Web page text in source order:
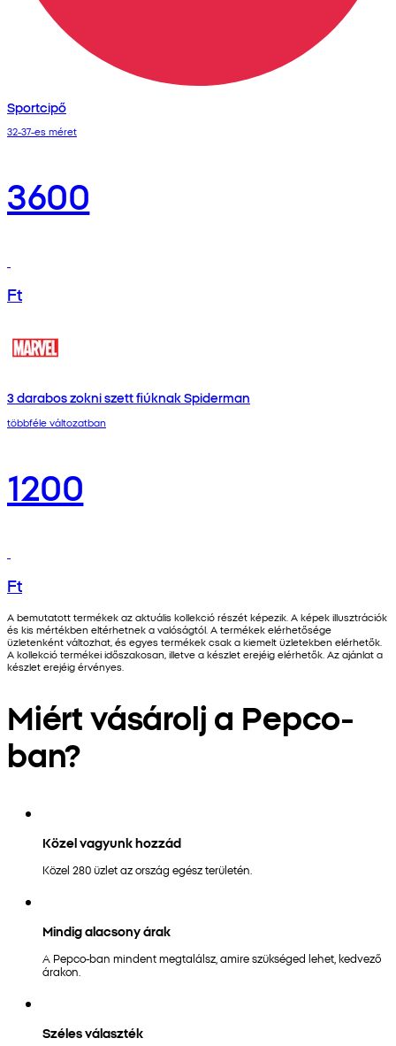
Sportcipő
32-37-es méret
3600
Ft
3 darabos zokni szett fiúknak Spiderman
többféle változatban
1200
Ft
A bemutatott termékek az aktuális kollekció részét képezik. A képek illusztrációk
és kis mértékben eltérhetnek a valóságtól. A termékek elérhetősége
üzletenként változhat, és egyes termékek csak a kiemelt üzletekben elérhetők.
A kollekció termékei időszakosan, illetve a készlet erejéig elérhetők. Az ajánlat a
készlet erejéig érvényes.
Miért vásárolj a Pepco-
ban?
Közel vagyunk hozzád
Közel 280 üzlet az ország egész területén.
Mindig alacsony árak
A Pepco-ban mindent megtalálsz, amire szükséged lehet, kedvező
árakon.
Széles választék